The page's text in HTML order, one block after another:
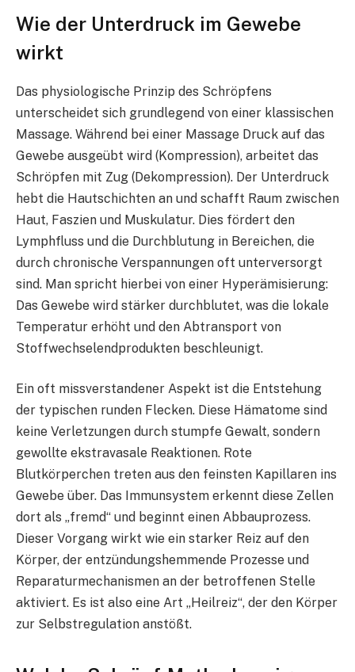
Wie der Unterdruck im Gewebe
wirkt
Das physiologische Prinzip des Schröpfens
unterscheidet sich grundlegend von einer klassischen
Massage. Während bei einer Massage Druck auf das
Gewebe ausgeübt wird (Kompression), arbeitet das
Schröpfen mit Zug (Dekompression). Der Unterdruck
hebt die Hautschichten an und schafft Raum zwischen
Haut, Faszien und Muskulatur. Dies fördert den
Lymphfluss und die Durchblutung in Bereichen, die
durch chronische Verspannungen oft unterversorgt
sind. Man spricht hierbei von einer Hyperämisierung:
Das Gewebe wird stärker durchblutet, was die lokale
Temperatur erhöht und den Abtransport von
Stoffwechselendprodukten beschleunigt.
Ein oft missverstandener Aspekt ist die Entstehung
der typischen runden Flecken. Diese Hämatome sind
keine Verletzungen durch stumpfe Gewalt, sondern
gewollte ekstravasale Reaktionen. Rote
Blutkörperchen treten aus den feinsten Kapillaren ins
Gewebe über. Das Immunsystem erkennt diese Zellen
dort als „fremd“ und beginnt einen Abbauprozess.
Dieser Vorgang wirkt wie ein starker Reiz auf den
Körper, der entzündungshemmende Prozesse und
Reparaturmechanismen an der betroffenen Stelle
aktiviert. Es ist also eine Art „Heilreiz“, der den Körper
zur Selbstregulation anstößt.